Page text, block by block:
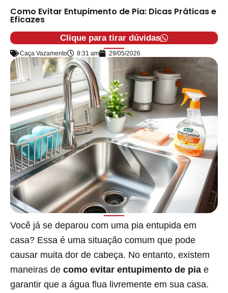
Como Evitar Entupimento de Pia: Dicas Práticas e
Eficazes
Clique para tirar dúvidas
Caça Vazamento 8:31 am 29/05/2026
Você já se deparou com uma pia entupida em
casa? Essa é uma situação comum que pode
causar muita dor de cabeça. No entanto, existem
maneiras de como evitar entupimento de pia e
garantir que a água flua livremente em sua casa.